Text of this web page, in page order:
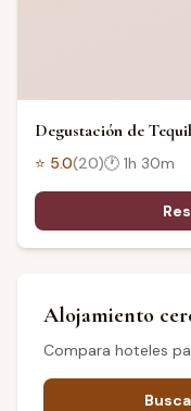
Degustación de
⭐ 5.0(20)🕐 1h 30m
Alojamiento
Compara hoteles